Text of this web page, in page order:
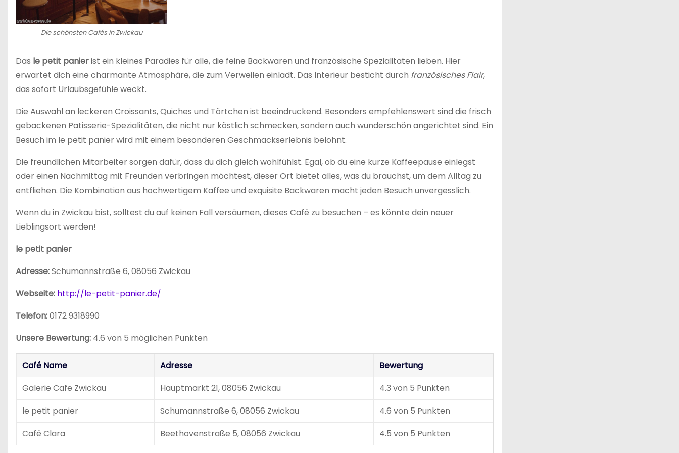
Die schönsten Cafés in Zwickau
Das le petit panierist ein kleines Paradies für alle, die feine Backwaren und französische Spezialitäten lieben. Hier
erwartet dich eine charmante Atmosphäre, die zum Verweilen einlädt. Das Interieur besticht durch französisches Flair,
das sofort Urlaubsgefühle weckt.
Die Auswahl an leckeren Croissants, Quiches und Törtchen ist beeindruckend. Besonders empfehlenswert sind die frisch
gebackenen Patisserie-Spezialitäten, die nicht nur köstlich schmecken, sondern auch wunderschön angerichtet sind. Ein
Besuch im le petit panier wird mit einem besonderen Geschmackserlebnis belohnt.
Die freundlichen Mitarbeiter sorgen dafür, dass du dich gleich wohlfühlst. Egal, ob du eine kurze Kaffeepause einlegst
oder einen Nachmittag mit Freunden verbringen möchtest, dieser Ort bietet alles, was du brauchst, um dem Alltag zu
entfliehen. Die Kombination aus hochwertigem Kaffee und exquisite Backwaren macht jeden Besuch unvergesslich.
Wenn du in Zwickau bist, solltest du auf keinen Fall versäumen, dieses Café zu besuchen – es könnte dein neuer
Lieblingsort werden!
le petit panier
Adresse:Schumannstraße 6, 08056 Zwickau
Webseite: http://le-petit-panier.de/
Telefon:0172 9318990
Unsere Bewertung: 4.6 von 5 möglichen Punkten
Café Name Adresse
Bewertung
Galerie Cafe Zwickau
Hauptmarkt 21, 08056 Zwickau
4.3 von 5 Punkten
le petit panier
Schumannstraße 6, 08056 Zwickau
4.6 von 5 Punkten
Café Clara
Beethovenstraße 5, 08056 Zwickau 4.5 von 5 Punkten